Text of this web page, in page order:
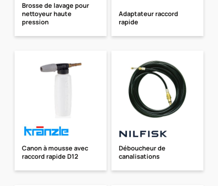
Brosse de lavage pour
nettoyeur haute
pression
Adaptateur raccord
rapide
Canon à mousse avec
raccord rapide D12
Déboucheur de
canalisations